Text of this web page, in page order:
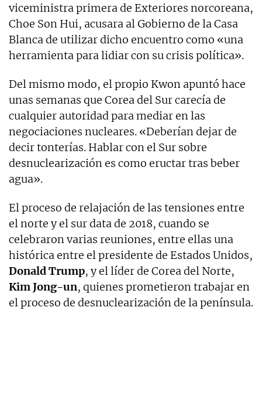
viceministra primera de Exteriores norcoreana,
Choe Son Hui, acusara al Gobierno de la Casa
Blanca de utilizar dicho encuentro como «una
herramienta para lidiar con su crisis política».
Del mismo modo, el propio Kwon apuntó hace
unas semanas que Corea del Sur carecía de
cualquier autoridad para mediar en las
negociaciones nucleares. «Deberían dejar de
decir tonterías. Hablar con el Sur sobre
desnuclearización es como eructar tras beber
agua».
El proceso de relajación de las tensiones entre
el norte y el sur data de 2018, cuando se
celebraron varias reuniones, entre ellas una
histórica entre el presidente de Estados Unidos,
Donald Trump, y el líder de Corea del Norte,
Kim Jong-un, quienes prometieron trabajar en
el proceso de desnuclearización de la península.